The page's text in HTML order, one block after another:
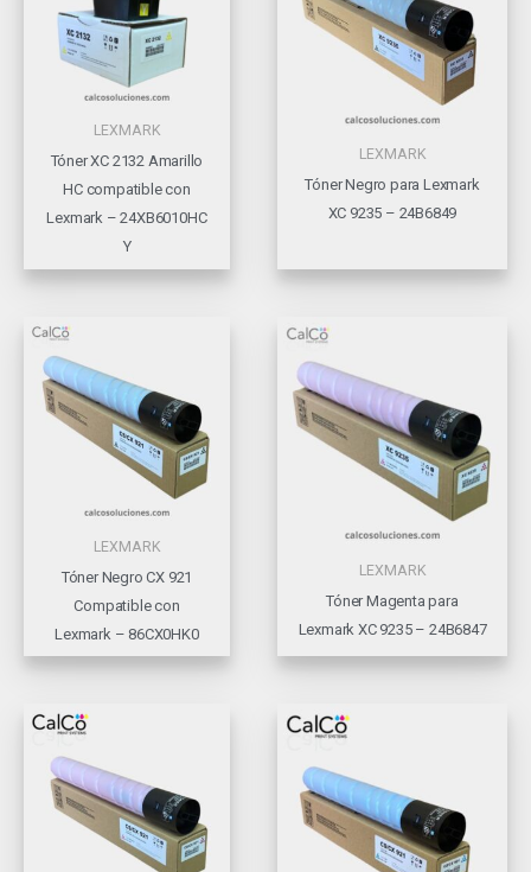
LEXMARK
Tóner XC 2132 Amarillo
HC compatible con
Lexmark – 24XB6010HC
Y
LEXMARK
Tóner Negro para Lexmark
XC 9235 – 24B6849
LEXMARK
Tóner Negro CX 921
Compatible con
Lexmark – 86CX0HK0
LEXMARK
Tóner Magenta para
Lexmark XC 9235 – 24B6847